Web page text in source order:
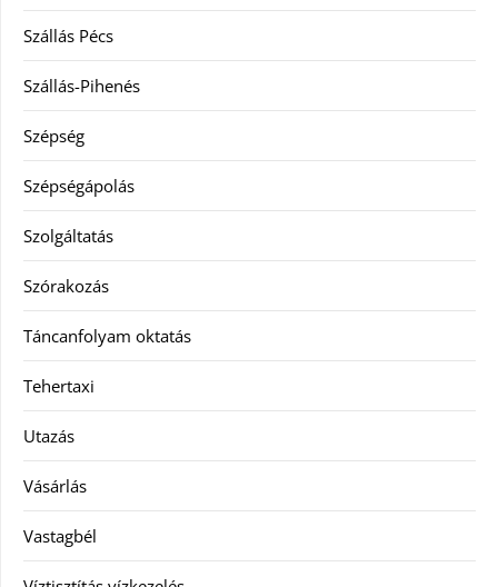
Szállás Pécs
Szállás-Pihenés
Szépség
Szépségápolás
Szolgáltatás
Szórakozás
Táncanfolyam oktatás
Tehertaxi
Utazás
Vásárlás
Vastagbél